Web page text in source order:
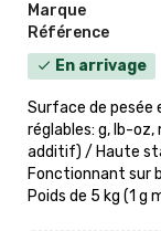
Marque
Référence
check En arrivage
Surface de pesée
réglables: g, lb-
additif) / Haute
Fonctionnant sur
Poids de 5 kg (1 g